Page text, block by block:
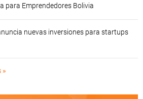
para Emprendedores Bolivia
nuevas inversiones para startups
»